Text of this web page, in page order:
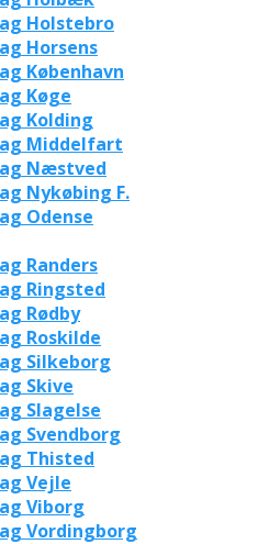
Holstebro
Horsens
København
Køge
Kolding
Middelfart
Næstved
Nykøbing F.
Odense
Randers
Ringsted
Rødby
Roskilde
Silkeborg
Skive
Slagelse
Svendborg
Thisted
Vejle
Viborg
Vordingborg